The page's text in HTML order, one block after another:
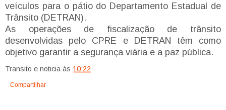
veículos para o pátio do Departamento Estadual de
Trânsito (DETRAN).
As operações de fiscalização de trânsito
desenvolvidas pelo CPRE e DETRAN têm como
objetivo garantir a segurança viária e a paz pública.
Transito e noticia às 10:22
Compartilhar